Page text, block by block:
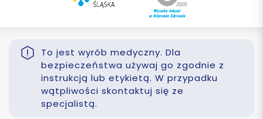
To jest wyrób medyczny. Dla
bezpieczeństwa używaj go zgodnie z
instrukcją lub etykietą. W przypadku
wątpliwości skontaktuj się ze
specjalistą.